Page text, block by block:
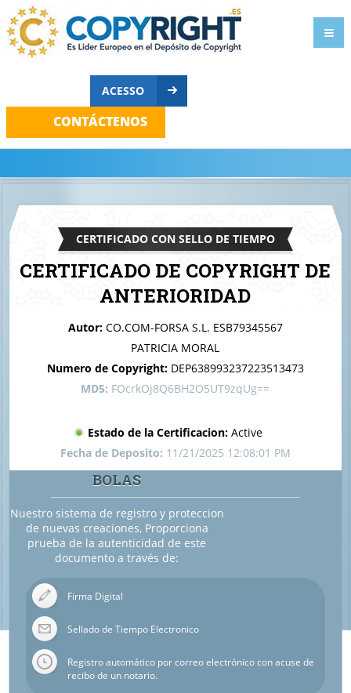
ACESSO
CONTÁCTENOS
CERTIFICADO CON SELLO DE TIEMPO
CERTIFICADO DE COPYRIGHT DE
ANTERIORIDAD
cadena
Autor: CO.COM-FORSA S.L. ESB79345567
PATRICIA MORAL
Numero de Copyright: DEP638993237223513473
MD5: FOcrkOj8Q6BH2O5UT9zqUg==
Estado de la Certificacion: Active
Fecha de Deposito: 11/21/2025 12:08:01 PM
BOLAS
Nuestro sistema de registro y proteccion
de nuevas creaciones, Proporciona
prueba de la autenticidad de este
documento a través de:
Firma Digital
Sellado de Tiempo Electronico
Registro automático por correo electrónico con acuse de
recibo de un notario.